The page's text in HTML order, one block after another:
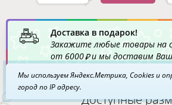
Доставка в подарок!
Закажите любые товары на
от 6000 и мы доставим Ваш
Доступные
Мы используем Яндекс.Метрика, Cookies и
город по IP адресу.